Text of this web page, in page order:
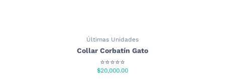
Últimas Unidades
Collar Corbatín Gato
⭐⭐⭐⭐⭐
$20,000.00